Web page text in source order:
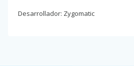
Desarrollador: Zygomatic